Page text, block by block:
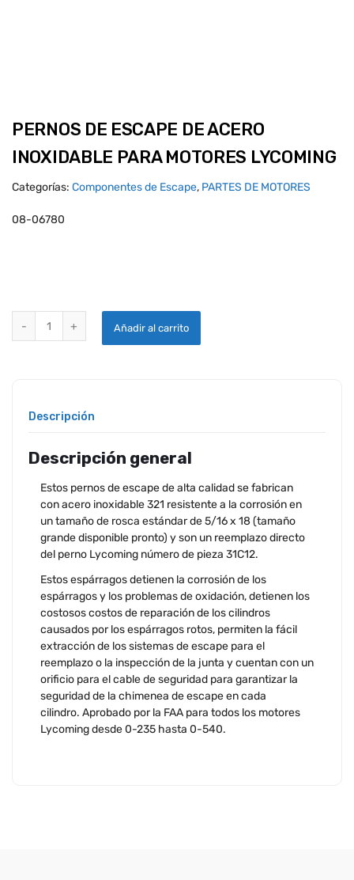
PERNOS DE ESCAPE DE ACERO
INOXIDABLE PARA MOTORES LYCOMING
Categorías: Componentes de Escape, PARTES DE MOTORES
08-06780
Añadir al carrito
Descripción
Descripción general
Estos pernos de escape de alta calidad se fabrican
con acero inoxidable 321 resistente a la corrosión en
un tamaño de rosca estándar de 5/16 x 18 (tamaño
grande disponible pronto) y son un reemplazo directo
del perno Lycoming número de pieza 31C12.
Estos espárragos detienen la corrosión de los
espárragos y los problemas de oxidación, detienen los
costosos costos de reparación de los cilindros
causados ​​por los espárragos rotos, permiten la fácil
extracción de los sistemas de escape para el
reemplazo o la inspección de la junta y cuentan con un
orificio para el cable de seguridad para garantizar la
seguridad de la chimenea de escape en cada
cilindro. Aprobado por la FAA para todos los motores
Lycoming desde 0-235 hasta 0-540.